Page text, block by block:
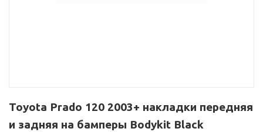
Toyota Prado 120 2003+ накладки передняя
и задняя на бамперы Bodykit Black